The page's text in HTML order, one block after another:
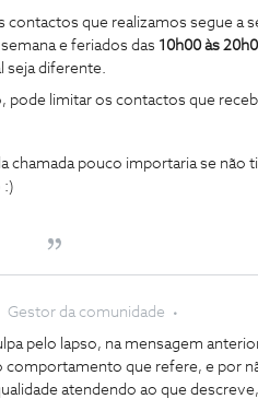
contactos que realizamos segue a
e feriados das 10h00 às
seja diferente.
pode limitar os contactos que
chamada pouco importaria se não
:)
Gestor da comunidade
pelo lapso, na mensagem
comportamento que refere, e por
atendendo ao que